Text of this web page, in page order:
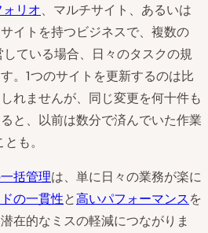
リオ、マルチサイト、あるいは
イトを持つビジネスで、複数の
ている場合、日々のタスクの規
。1つのサイトを更新するのは比
れませんが、同じ変更を何十件も
と、以前は数分で済んでいた作業
も。
括管理は、単に日々の業務が楽に
の一貫性と高いパフォーマンスを
在的なミスの軽減につながりま